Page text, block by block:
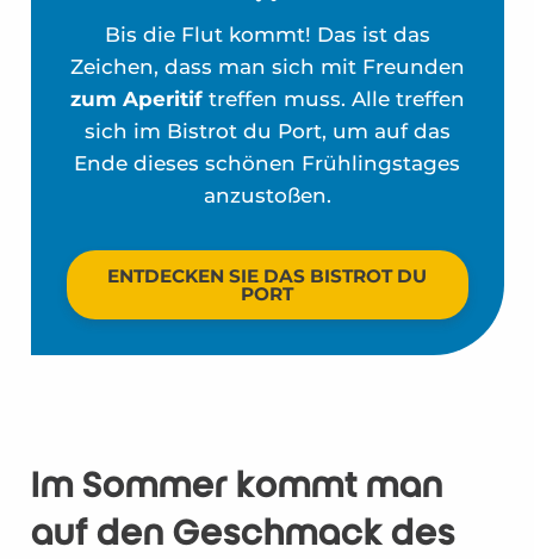
Bis die Flut kommt! Das ist das
Zeichen, dass man sich mit Freunden
zum Aperitiftreffen muss. Alle treffen
sich im Bistrot du Port, um auf das
Ende dieses schönen Frühlingstages
anzustoßen.
ENTDECKEN SIE DAS BISTROT DU
PORT
Im Sommer kommt man
auf den Geschmack des